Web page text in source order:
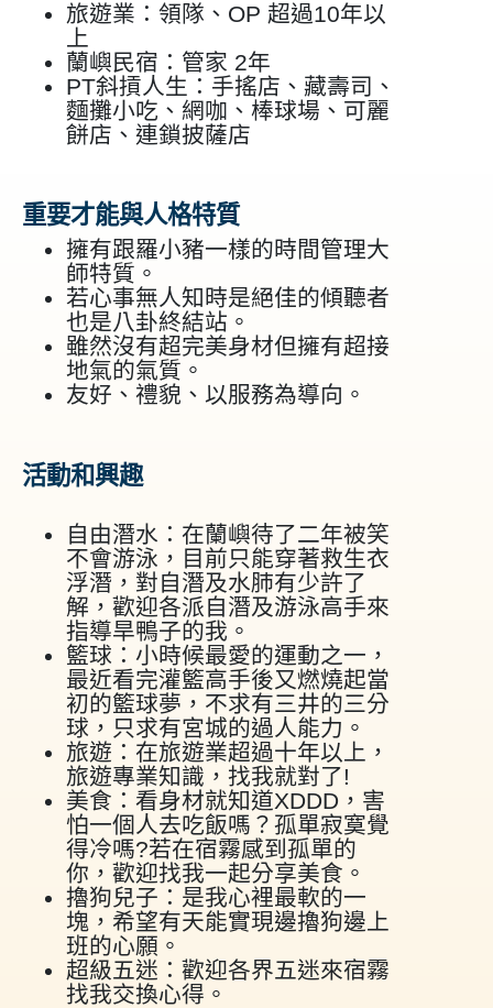
旅遊業：領隊、OP 超過10年以
上
蘭嶼民宿：管家 2年
PT斜摃人生：手搖店、藏壽司、
麵攤小吃、網咖、棒球場、可麗
餅店、連鎖披薩店
重要才能與人格特質
擁有跟羅小豬一樣的時間管理大
師特質。
若心事無人知時是絕佳的傾聽者
也是八卦終結站。
雖然沒有超完美身材但擁有超接
地氣的氣質。
友好、禮貌、以服務為導向。
活動和興趣
自由潛水：在蘭嶼待了二年被笑
不會游泳，目前只能穿著救生衣
浮潛，對自潛及水肺有少許了
解，歡迎各派自潛及游泳高手來
指導旱鴨子的我。
籃球：小時候最愛的運動之一，
最近看完灌籃高手後又燃燒起當
初的籃球夢，不求有三井的三分
球，只求有宮城的過人能力。
旅遊：在旅遊業超過十年以上，
旅遊專業知識，找我就對了!
美食：看身材就知道XDDD，害
怕一個人去吃飯嗎？孤單寂寞覺
得冷嗎?若在宿霧感到孤單的
你，歡迎找我一起分享美食。
擼狗兒子：是我心裡最軟的一
塊，希望有天能實現邊擼狗邊上
班的心願。
超級五迷：歡迎各界五迷來宿霧
找我交換心得。